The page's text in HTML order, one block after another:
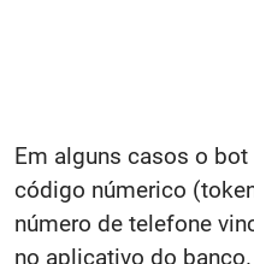
Em alguns casos o
código númerico
número de telefone
no aplicativo do